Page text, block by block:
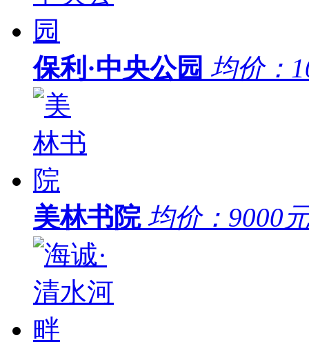
保利·中央公园 均价：
美林书院 均价： 9000